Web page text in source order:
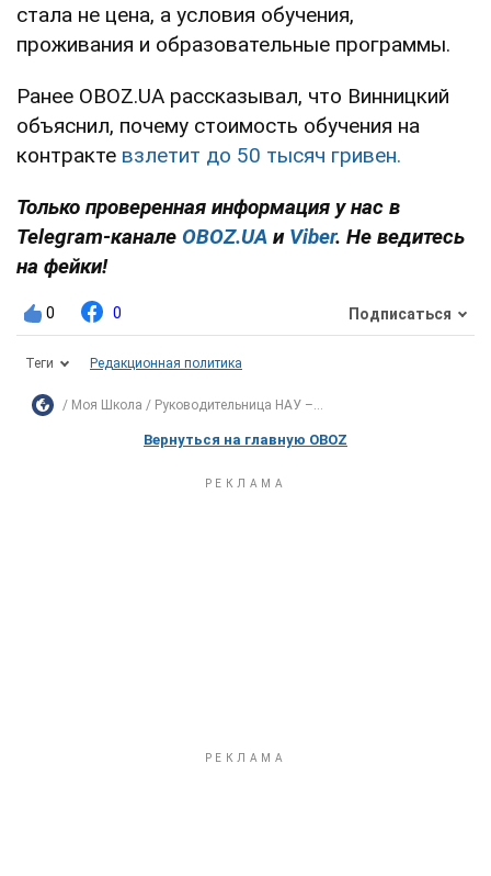
стала не цена, а условия обучения,
проживания и образовательные программы.
Ранее OBOZ.UA рассказывал, что Винницкий
объяснил, почему стоимость обучения на
контракте взлетит до 50 тысяч гривен.
Только проверенная информация у нас в
Telegram-канале OBOZ.UA и Viber. Не ведитесь
на фейки!
0 0 Подписаться
Теги Редакционная политика
Моя Школа Руководительница НАУ –...
Вернуться на главную OBOZ